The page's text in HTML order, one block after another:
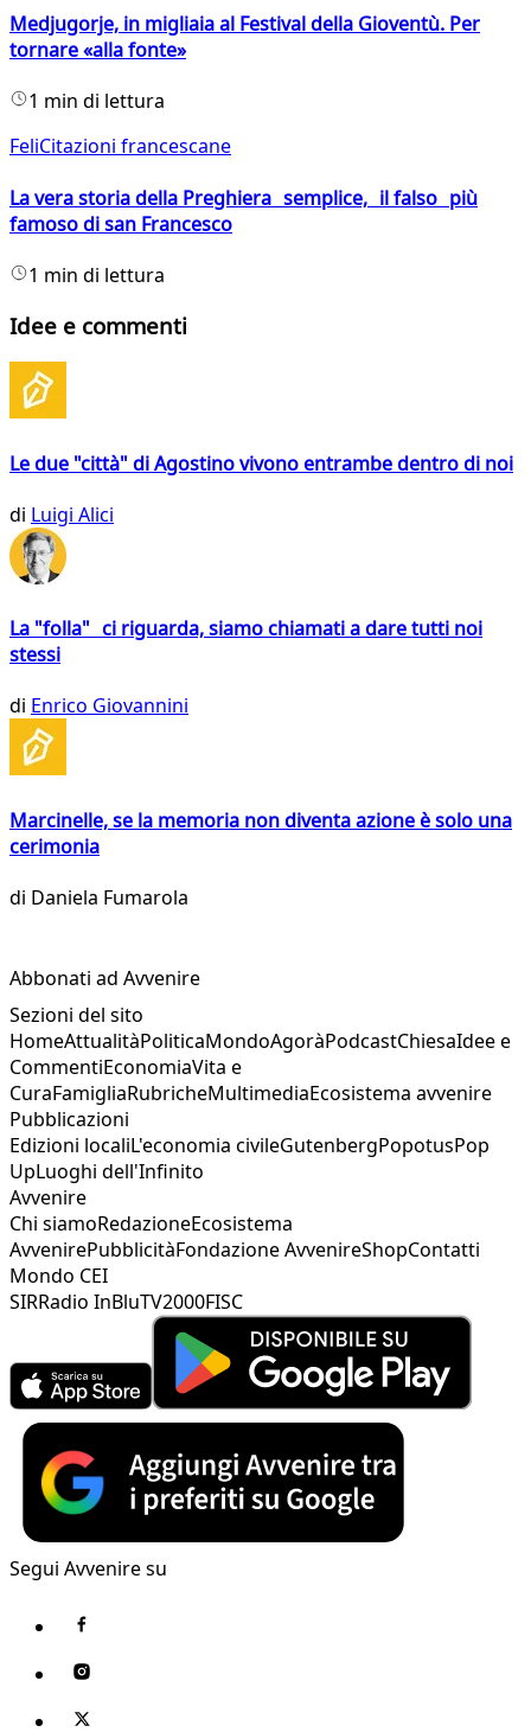
Medjugorje, in migliaia al Festival della Gioventù. Per
tornare «alla fonte»
1 min di lettura
FeliCitazioni francescane
La vera storia della Preghiera semplice, il falso più
famoso di san Francesco
1 min di lettura
Idee e commenti
Le due "città" di Agostino vivono entrambe dentro di noi
di Luigi Alici
La "folla" ci riguarda, siamo chiamati a dare tutti noi
stessi
di Enrico Giovannini
Marcinelle, se la memoria non diventa azione è solo una
cerimonia
di Daniela Fumarola
Abbonati ad Avvenire
Sezioni del sito
HomeAttualitàPoliticaMondoAgoràPodcastChiesaIdee e
CommentiEconomiaVita e
CuraFamigliaRubricheMultimediaEcosistema avvenire
Pubblicazioni
Edizioni localiL'economia civileGutenbergPopotusPop
UpLuoghi dell'Infinito
Avvenire
Chi siamoRedazioneEcosistema
AvvenirePubblicitàFondazione AvvenireShopContatti
Mondo CEI
SIRRadio InBluTV2000FISC
Segui Avvenire su